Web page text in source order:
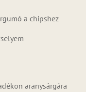
a chipshez
aranysárgára